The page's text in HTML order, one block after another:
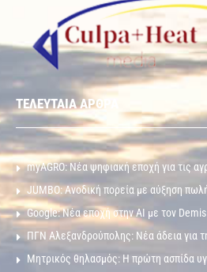
ΤΕΛΕΥΤΑΙΑ ΑΡΘΡΑ
myAGRO: Νέα ψηφιακή εποχή για τις
JUMBO: Ανοδική πορεία με αύξηση
Google: Νέα εποχή στην AI με τον
ΠΓΝ Αλεξανδρούπολης: Νέα άδεια για
Μητρικός θηλασμός: Η πρώτη ασπίδα